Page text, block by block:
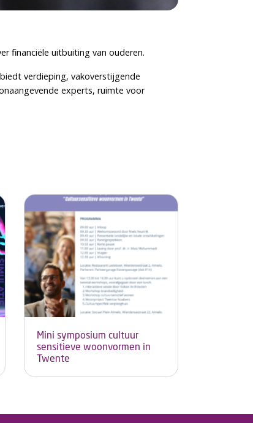
financiële uitbuiting van ouderen.
verdieping, vakoverstijgende
experts, ruimte voor
Mini symposium cultuur
sensitieve woonvormen in
Twente